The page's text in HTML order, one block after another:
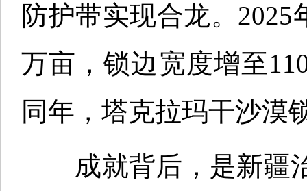
防护带实现合龙。
万亩，锁边宽度增至
同年，塔克拉玛干沙漠
成就背后，是新疆治